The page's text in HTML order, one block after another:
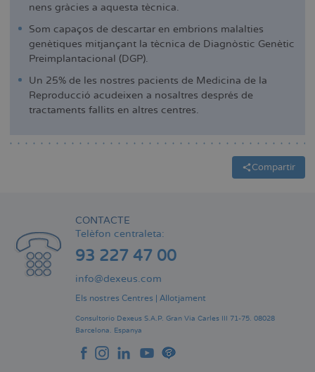
nens gràcies a aquesta tècnica.
Som capaços de descartar en embrions malalties
genètiques mitjançant la tècnica de Diagnòstic Genètic
Preimplantacional (DGP).
Un 25% de les nostres pacients de Medicina de la
Reproducció acudeixen a nosaltres després de
tractaments fallits en altres centres.
Compartir
CONTACTE
Telèfon centraleta:
93 227 47 00
info@dexeus.com
Els nostres Centres Allotjament
Consultorio Dexeus S.A.P. Gran Via Carles III 71-75. 08028
Barcelona. Espanya